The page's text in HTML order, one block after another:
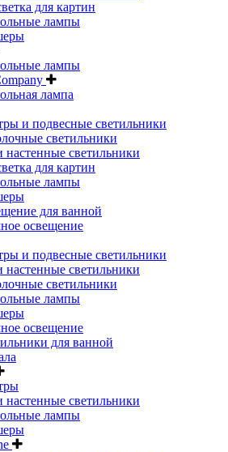
для картин
лампы
лампы
лампа
и подвесные светильники
светильники
настенные светильники
для картин
лампы
для ванной
освещение
и подвесные светильники
настенные светильники
светильники
лампы
освещение
для ванной
настенные светильники
лампы